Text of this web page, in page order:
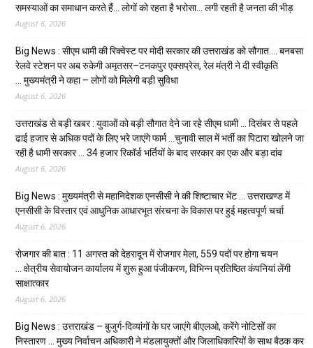
समस्याओं का समाधान करते हैं… लोगों को रहता है भरोसा… लगी रहती है जनता की भीड़
August 6, 2026
Big News : सीएम धामी की रिक्वेस्ट पर मोदी सरकार की उत्तराखंड को सौगात…. बनबसा
रेलवे स्टेशन पर अब रुकेगी अमृतसर–टनकपुर एक्सप्रेस, रेल मंत्री ने दी स्वीकृति
… मुख्यमंत्री ने कहा – लोगों को मिलेगी बड़ी सुविधा
August 6, 2026
उत्तराखंड से बड़ी खबर : युवाओं को बड़ी सौगात देने जा रहे सीएम धामी … दिसंबर से पहले
ढाई हजार से अधिक पदों के लिए भरे जाएंगे फार्म …चुनावी साल में भर्ती का पिटारा खोलने जा
रही है धामी सरकार … 34 हजार रिकॉर्ड भर्तियों के बाद सरकार का एक और बड़ा दांव
August 6, 2026
Big News : मुख्यमंत्री से महानिदेशक एनसीसी ने की शिष्टाचार भेंट … उत्तराखण्ड में
एनसीसी के विस्तार एवं आधुनिक आधारभूत संरचना के विकास पर हुई महत्वपूर्ण चर्चा
August 6, 2026
रोजगार की बात : 11 अगस्त को देहरादून में रोजगार मेला, 559 पदों पर होगा चयन
… क्षेत्रीय सेवायोजन कार्यालय में शुरू हुआ पंजीकरण, विभिन्न प्रतिष्ठित कंपनियां लेंगी
साक्षात्कार
August 6, 2026
Big News : उत्तराखंड – बुजुर्ग-दिव्यांगों के घर जाएंगे बीएलओ, करेंगे नोटिसों का
निस्तारण … मुख्य निर्वाचन अधिकारी ने मंडलायुक्तों और जिलाधिकारियों के साथ बैठक कर